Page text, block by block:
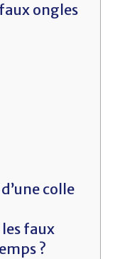
ongles
colle
faux
?